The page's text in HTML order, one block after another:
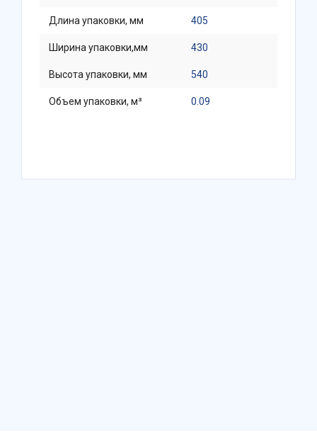
Длина упаковки, мм 405
Ширина упаковки,мм 430
Высота упаковки, мм 540
Объем упаковки, м³ 0.09